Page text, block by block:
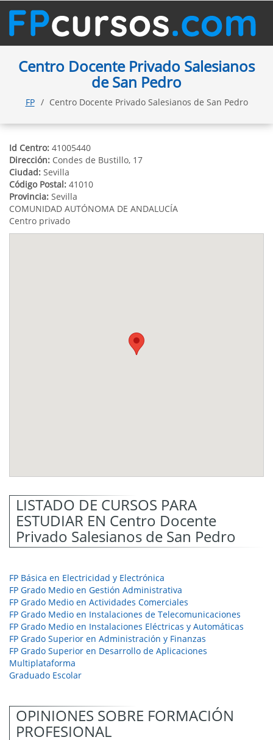
Centro Docente Privado Salesianos
de San Pedro
FP Centro Docente Privado Salesianos de San Pedro
Id Centro: 41005440
Dirección: Condes de Bustillo, 17
Ciudad: Sevilla
Código Postal: 41010
Provincia: Sevilla
COMUNIDAD AUTÓNOMA DE ANDALUCÍA
Centro privado
LISTADO DE CURSOS PARA
ESTUDIAR EN Centro Docente
Privado Salesianos de San Pedro
FP Básica en Electricidad y Electrónica
FP Grado Medio en Gestión Administrativa
FP Grado Medio en Actividades Comerciales
FP Grado Medio en Instalaciones de Telecomunicaciones
FP Grado Medio en Instalaciones Eléctricas y Automáticas
FP Grado Superior en Administración y Finanzas
FP Grado Superior en Desarrollo de Aplicaciones
Multiplataforma
Graduado Escolar
OPINIONES SOBRE FORMACIÓN
PROFESIONAL